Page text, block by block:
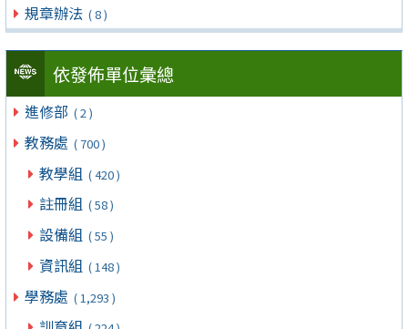
規章辦法 ( 8 )
依發佈單位彙總
進修部 ( 2 )
教務處 ( 700 )
教學組 ( 420 )
註冊組 ( 58 )
設備組 ( 55 )
資訊組 ( 148 )
學務處 ( 1,293 )